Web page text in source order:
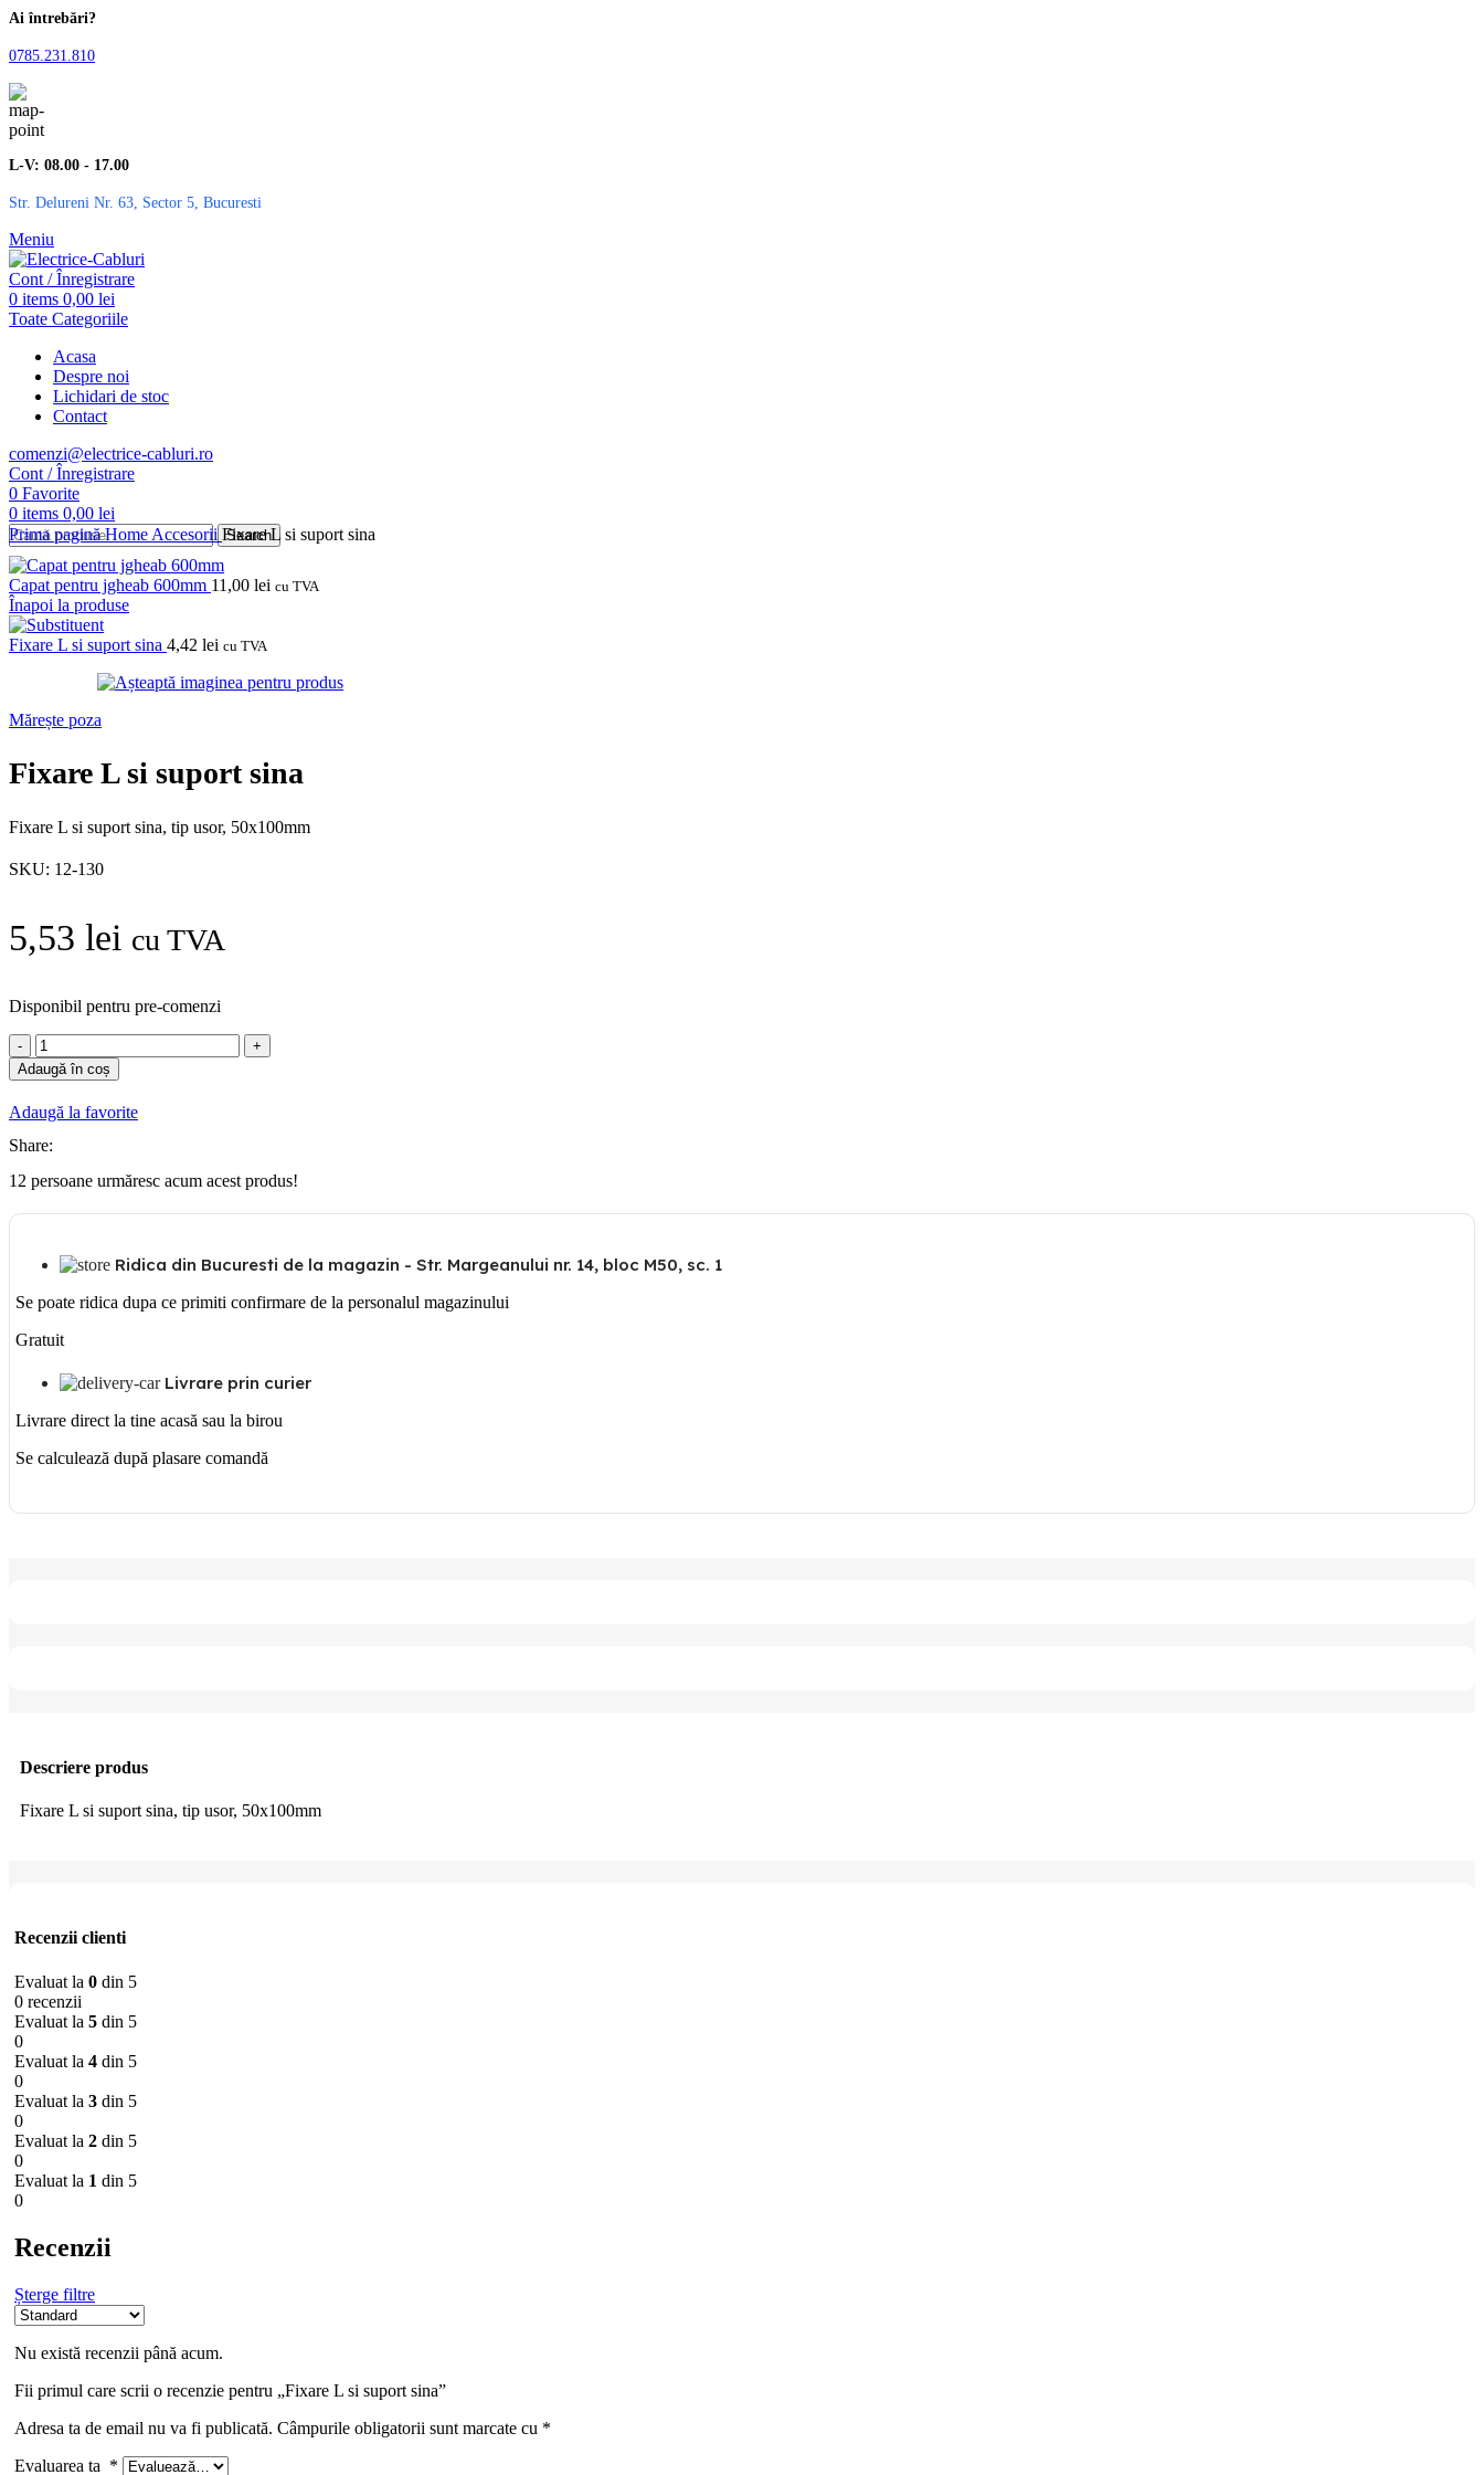
Ai întrebări?
0785.231.810
L-V: 08.00 - 17.00
Str. Delureni Nr. 63, Sector 5, Bucuresti
Meniu
Cont / Înregistrare
0 items 0,00 lei
Toate Categoriile
Acasa
Despre noi
Lichidari de stoc
Contact
comenzi@electrice-cabluri.ro
Cont / Înregistrare
0 Favorite
0 items 0,00 lei
Search
Prima paginăHome Accesorii Fixare L si suport sina
Capat pentru jgheab 600mm 11,00 lei cu TVA
Înapoi la produse
Fixare L si suport sina 4,42 lei cu TVA
Mărește poza
Fixare L si suport sina
Fixare L si suport sina, tip usor, 50x100mm
SKU: 12-130
5,53 lei cu TVA
Disponibil pentru pre-comenzi
Cantitate
Fixare
L
suport
sina
Adaugă în coș
Adaugă la favorite
Share:
12 persoane urmăresc acum acest produs!
Ridica din Bucuresti de la magazin - Str. Margeanului nr. 14, bloc M50, sc. 1
Se poate ridica dupa ce primiti confirmare de la personalul magazinului
Gratuit
Livrare prin curier
Livrare direct la tine acasă sau la birou
Se calculează după plasare comandă
Descriere produs
Fixare L si suport sina, tip usor, 50x100mm
Recenzii clienti
Evaluat la 0 din 5
0 recenzii
Evaluat la 5 din 5
0
Evaluat la 4 din 5
0
Evaluat la 3 din 5
0
Evaluat la 2 din 5
0
Evaluat la 1 din 5
0
Recenzii
Șterge filtre
Nu există recenzii până acum.
Fii primul care scrii o recenzie pentru „Fixare L si suport sina”
Adresa ta de email nu va fi publicată. Câmpurile obligatorii sunt marcate cu *
Evaluarea ta *